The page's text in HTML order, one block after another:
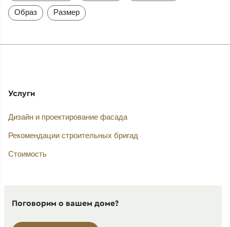
Образ Размер
Услуги
Дизайн и проектирование фасада
Рекомендации строительных бригад
Стоимость
Поговорим о вашем доме?